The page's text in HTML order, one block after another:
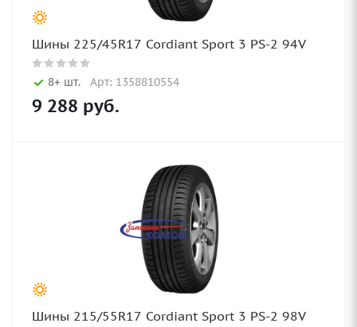
Шины 225/45R17 Cordiant Sport 3 PS-2 94V
8+ шт. Арт: 1358810554
9 288 руб.
Шины 215/55R17 Cordiant Sport 3 PS-2 98V